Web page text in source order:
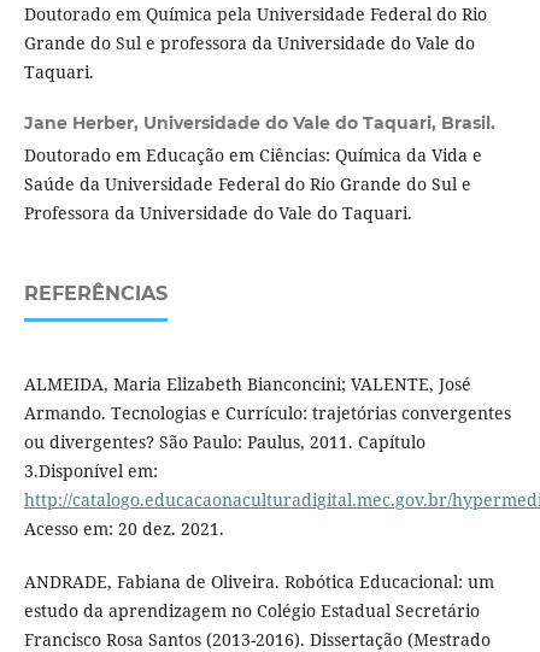
Doutorado em Química pela Universidade Federal do Rio
Grande do Sul e professora da Universidade do Vale do
Taquari.
Jane Herber, Universidade do Vale do Taquari, Brasil.
Doutorado em Educação em Ciências: Química da Vida e
Saúde da Universidade Federal do Rio Grande do Sul e
Professora da Universidade do Vale do Taquari.
REFERÊNCIAS
ALMEIDA, Maria Elizabeth Bianconcini; VALENTE, José
Armando. Tecnologias e Currículo: trajetórias convergentes
ou divergentes? São Paulo: Paulus, 2011. Capítulo
3.Disponível em:
http://catalogo.educacaonaculturadigital.mec.gov.br/
Acesso em: 20 dez. 2021.
ANDRADE, Fabiana de Oliveira. Robótica Educacional: um
estudo da aprendizagem no Colégio Estadual Secretário
Francisco Rosa Santos (2013-2016). Dissertação (Mestrado